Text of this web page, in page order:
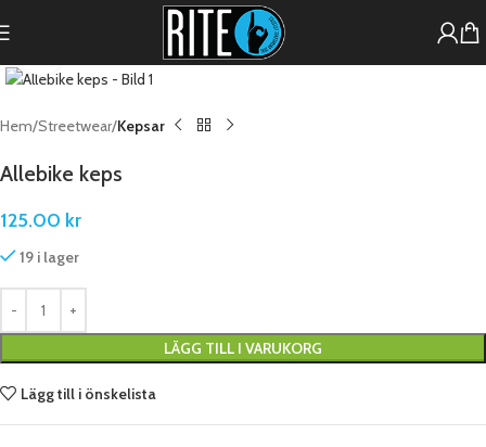
Hem Streetwear Kepsar
Allebike keps
125.00 kr
19 i lager
LÄGG TILL I VARUKORG
Lägg till i önskelista